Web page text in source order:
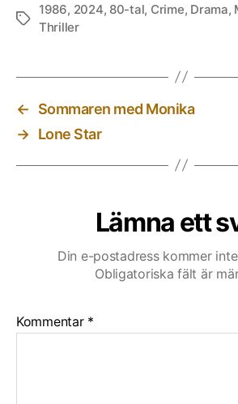
Etiketter
1986, 2024, 80-tal, Crime, Drama,
Thriller
←
Sommaren med Monika
→ Lone Star
Lämna ett
Din e-postadress kommer
Obligatoriska fält är
Kommentar *